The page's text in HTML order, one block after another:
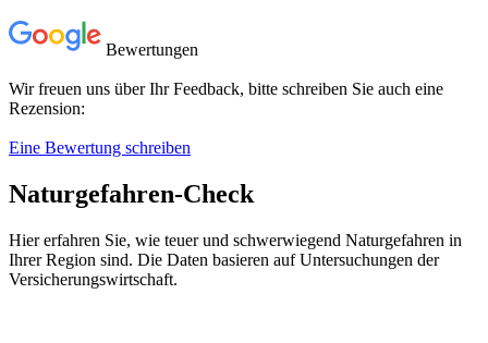
Bewertungen
Wir freuen uns über Ihr Feedback, bitte schreiben Sie auch eine
Rezension:
Eine Bewertung schreiben
Naturgefahren-Check
Hier erfahren Sie, wie teuer und schwerwiegend Naturgefahren in
Ihrer Region sind. Die Daten basieren auf Untersuchungen der
Versicherungswirtschaft.